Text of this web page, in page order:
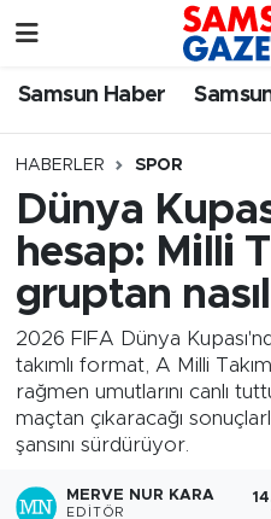
Samsun Haber
HABERLER SPOR
Dünya
hesap: Milli
gruptan
2026 FIFA Dünya
takımlı format, A Milli
rağmen umutlarını canlı
maçtan çıkaracağı
şansını sürdürüyor.
MERVE NUR KARA
EDITÖR
Samsun Haber
Samsun Rehberi
Resmi İlanlar
Samsun Nöbetçi
SAMSUN Namaz
Samsun Trafik
Süper Lig Puan
Tüm Manşetler
Son Dakika Haberleri